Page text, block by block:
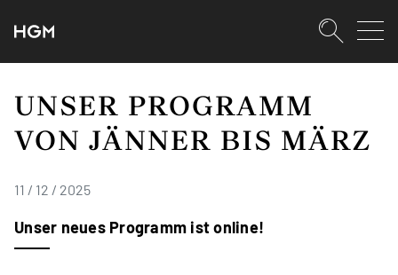
SKIPLINKS
UNSER PROGRAMM
VON JÄNNER BIS MÄRZ
11 / 12 / 2025
Unser neues Programm ist online!